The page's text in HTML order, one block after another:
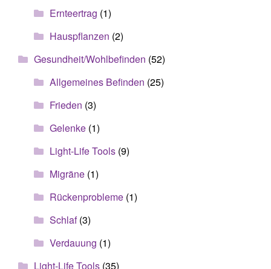
Ernteertrag (1)
Hauspflanzen (2)
Gesundheit/Wohlbefinden (52)
Allgemeines Befinden (25)
Frieden (3)
Gelenke(1)
Light-Life Tools(9)
Migräne(1)
Rückenprobleme(1)
Schlaf(3)
Verdauung (1)
Light-Life Tools(35)